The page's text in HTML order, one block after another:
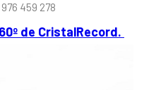
459 278
de CristalRecord.